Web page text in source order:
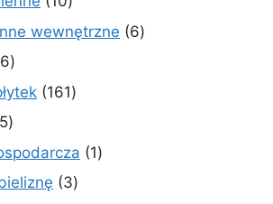
produktów
wewnętrzne 66
66
produktów
161161
55
produktów
11
33